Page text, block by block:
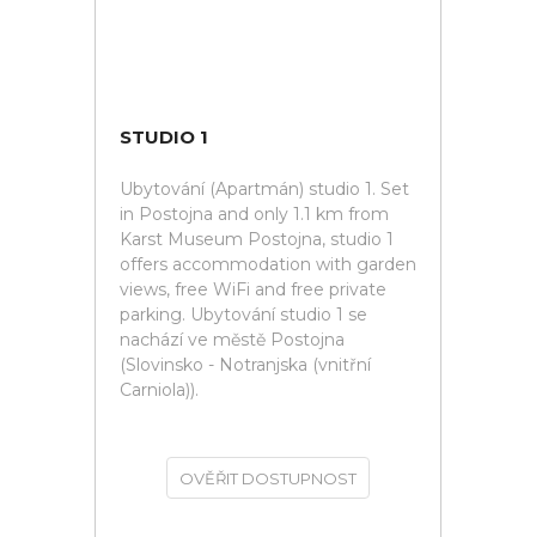
STUDIO 1
Ubytování (Apartmán) studio 1. Set
in Postojna and only 1.1 km from
Karst Museum Postojna, studio 1
offers accommodation with garden
views, free WiFi and free private
parking. Ubytování studio 1 se
nachází ve městě Postojna
(Slovinsko - Notranjska (vnitřní
Carniola)).
OVĚŘIT DOSTUPNOST